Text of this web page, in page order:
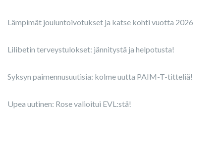
Lämpimät jouluntoivotukset ja katse kohti vuotta 2026
Lilibetin terveystulokset: jännitystä ja helpotusta!
Syksyn paimennusuutisia: kolme uutta PAIM-T-titteliä!
Upea uutinen: Rose valioitui EVL:stä!